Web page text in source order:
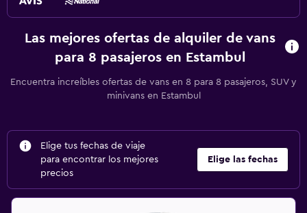
Las mejores ofertas de alquiler de vans
para 8 pasajeros en Estambul
Encuentra increíbles ofertas de vans en 8 para 8 pasajeros, SUV y
minivans en Estambul
Elige tus fechas de viaje
para encontrar los mejores
precios
Elige las fechas